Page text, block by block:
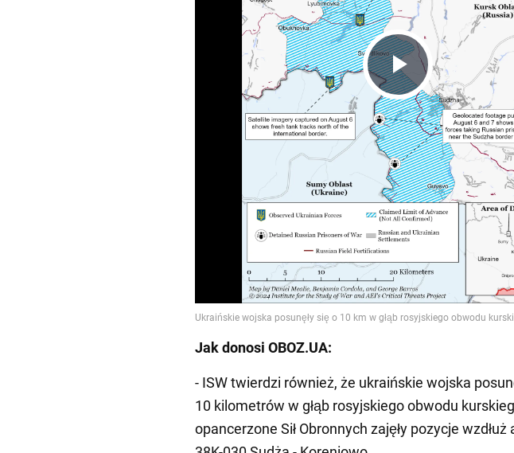
Play
Video
Jak donosi OBOZ.UA:
- ISW twierdzi również, że ukraińskie wojska
10 kilometrów w głąb rosyjskiego obwodu
opancerzone Sił Obronnych zajęły pozycje